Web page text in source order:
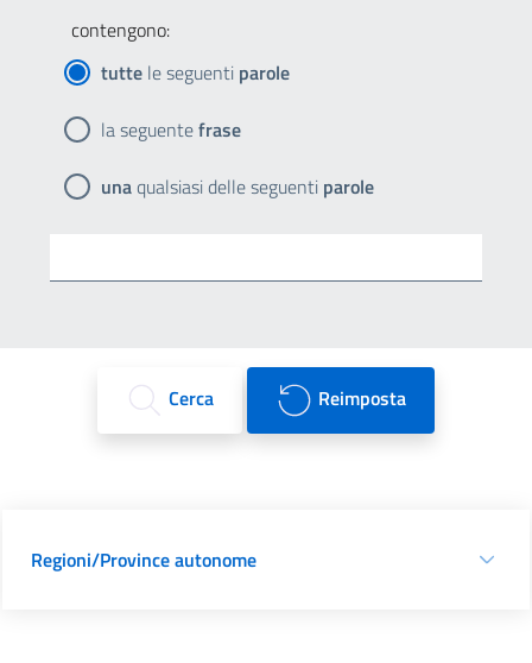
contengono:
tutte le seguenti parole
la seguentefrase
unaqualsiasi delle seguenti parole
Cerca Reimposta
Regioni/Province autonome